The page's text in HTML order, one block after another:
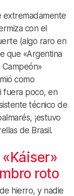
extremadamente
con el
(algo raro en
que «Argentina
como
fuera poco, en
técnico de
¡estuvo
de Brasil.
roto
hierro, y nadie